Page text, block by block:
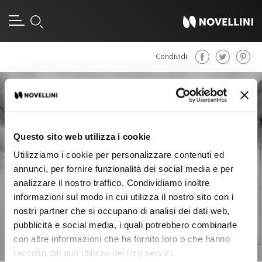
Questo sito web utilizza i cookie
Utilizziamo i cookie per personalizzare contenuti ed
annunci, per fornire funzionalità dei social media e per
analizzare il nostro traffico. Condividiamo inoltre
informazioni sul modo in cui utilizza il nostro sito con i
nostri partner che si occupano di analisi dei dati web,
pubblicità e social media, i quali potrebbero combinarle
con altre informazioni che ha fornito loro o che hanno
raccolto dal suo utilizzo dei loro servizi.
Condividi
Sicurezza Generale dei
Prodotti